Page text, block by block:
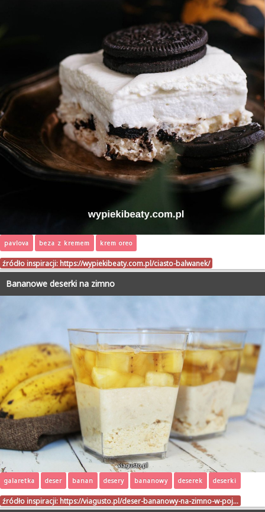
pavlova beza z kremem krem oreo
źródło inspiracji: https://wypiekibeaty.com.pl/ciasto-balwanek/
Bananowe deserki na zimno
galaretka deser banan desery bananowy deserek deserki
źródło inspiracji: https://viagusto.pl/deser-bananowy-na-zimno-w-poj…